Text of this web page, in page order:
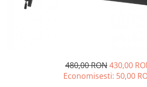
Betoniere
Accesorii motocoase
480,00 RON430,00
Economisesti: 50,00